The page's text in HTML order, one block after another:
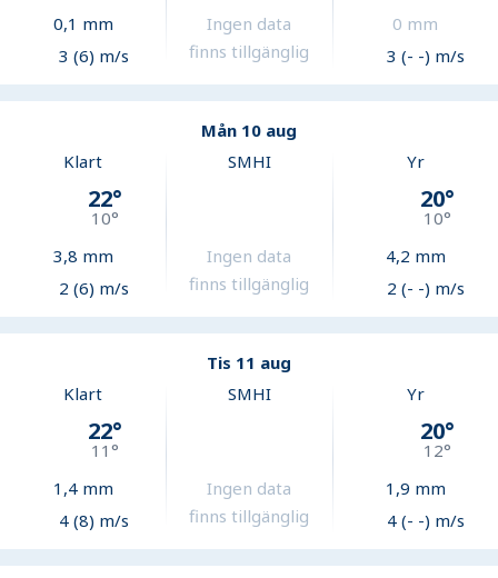
0,1 mm
3 (6) m/s
Ingen data
finns tillgänglig
0 mm
3 (- -) m/s
Mån 10 aug
Klart
22°
10°
3,8 mm
2 (6) m/s
SMHI
Ingen data
finns tillgänglig
Yr
20°
10°
4,2 mm
2 (- -) m/s
Tis 11 aug
Klart
22°
11°
1,4mm
4 (8) m/s
SMHI
Ingen data
finns tillgänglig
Yr
20°
12°
1,9 mm
4 (- -) m/s